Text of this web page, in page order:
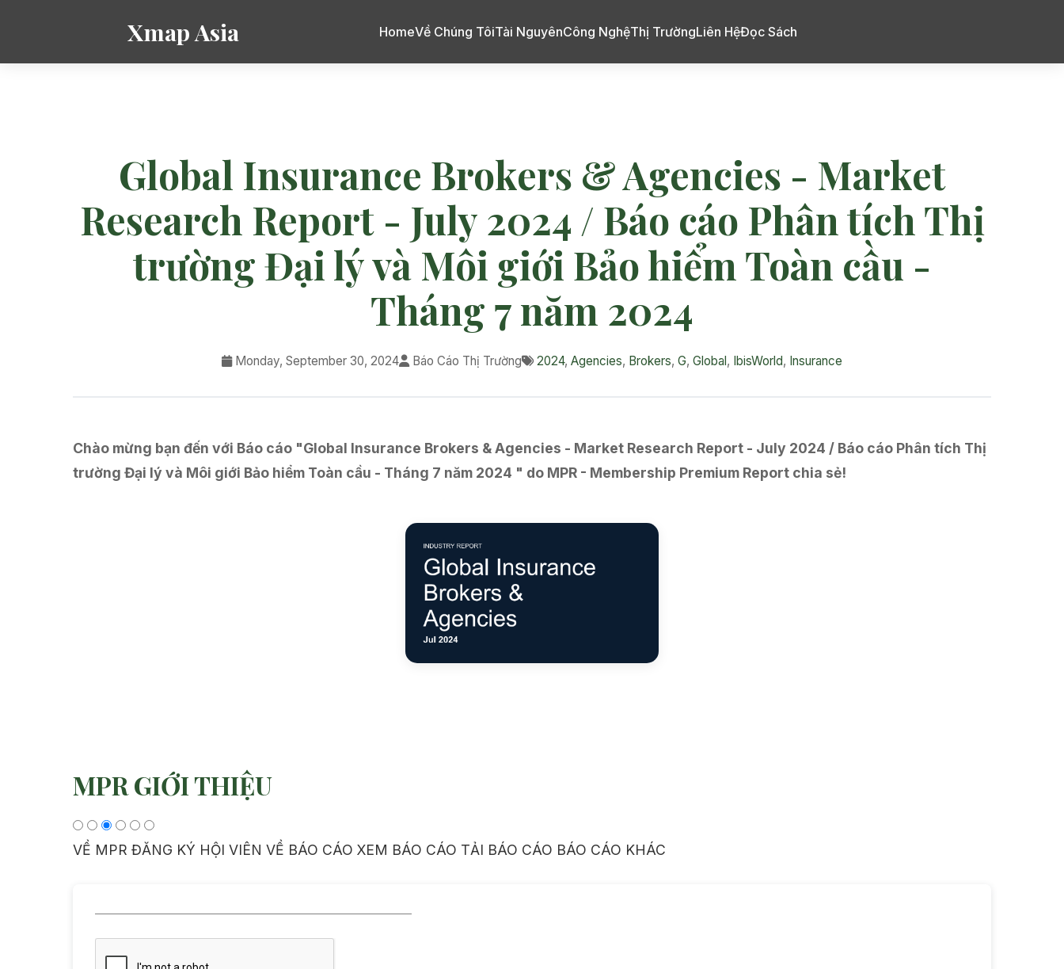
Xmap Asia HomeVề Chúng TôiTài NguyênCông NghệThị TrườngLiên HệĐọc Sách
Global Insurance Brokers & Agencies - Market
Research Report - July 2024 / Báo cáo Phân tích Thị
trường Đại lý và Môi giới Bảo hiểm Toàn cầu -
Tháng 7 năm 2024
Monday, September 30, 2024 Báo Cáo Thị Trường 2024, Agencies, Brokers, G, Global, IbisWorld, Insurance
Chào mừng bạn đến với Báo cáo "Global Insurance Brokers & Agencies - Market Research Report - July 2024 / Báo cáo Phân tích Thị
trường Đại lý và Môi giới Bảo hiểm Toàn cầu - Tháng 7 năm 2024 " do MPR - Membership Premium Report chia sẻ!
MPR GIỚI THIỆU
VỀ MPR ĐĂNG KÝ HỘI VIÊN VỀ BÁO CÁO XEM BÁO CÁO TẢI BÁO CÁO BÁO CÁO KHÁC